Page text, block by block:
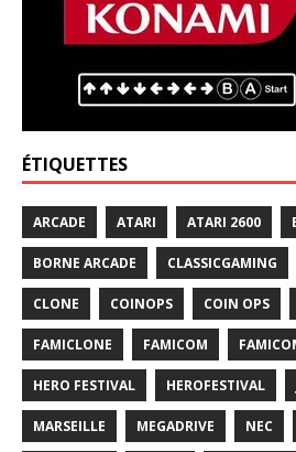
ÉTIQUETTES
ARCADE ATARI ATARI 2600
BORNE ARCADE CLASSICGAMING
CLONE COINOPS COIN OPS
FAMICLONE FAMICOM
HERO FESTIVAL HEROFESTIVAL
MARSEILLE MEGADRIVE NEC